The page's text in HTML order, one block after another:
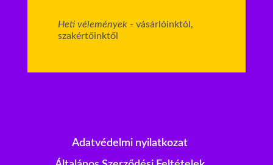
Heti vélemények- vásárlóinktól,
szakértőinktől
Adatvédelmi nyilatkozat